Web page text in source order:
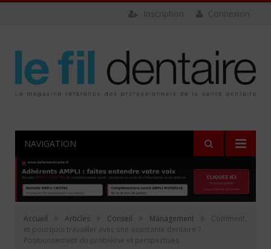
Connexion
Inscription
NAVIGATION
Accueil » Articles » Conseil » Management »
Comment
et pourquoi travailler avec une assistante dentaire ?
Positionnement du problème et perspectives